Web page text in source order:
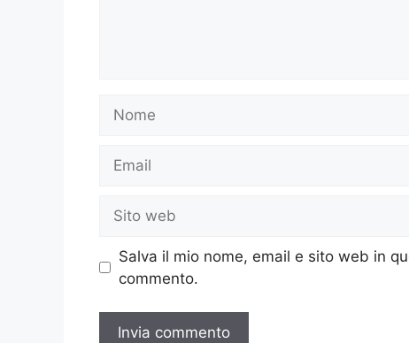
web
Salva il mio nome, email e sito web in
commento.